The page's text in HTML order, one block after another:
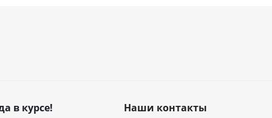
в курсе! Наши контакты